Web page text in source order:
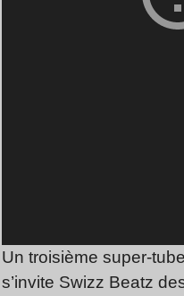
Un troisième super-
s’invite Swizz Beatz